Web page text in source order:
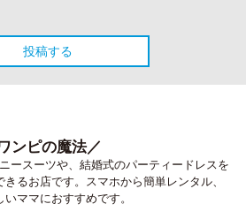
ンピの魔法／
ースーツや、結婚式のパーティードレスを
るお店です。スマホから簡単レンタル、
ママにおすすめです。